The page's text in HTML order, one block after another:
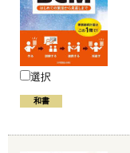
選択
和書